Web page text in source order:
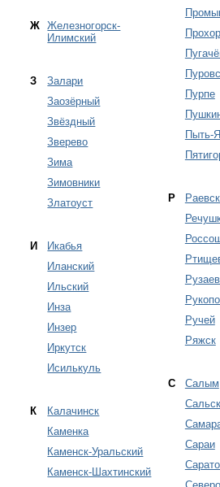
Ж
Железногорск-
Илимский
З
Залари
Заозёрный
Звёздный
Зверево
Зима
Зимовники
Златоуст
И
Икабья
Иланский
Ильский
Инза
Инзер
Иркутск
Исилькуль
К
Калачинск
Каменка
Каменск-Уральский
Каменск-Шахтинский
Пурпе
Пыть-
Р
Ручей
Ряжск
С
Салым
Сальск
Сараи